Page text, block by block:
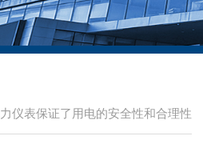
仪表保证了用电的安全性和合理性